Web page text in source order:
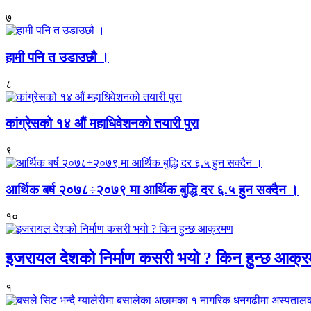
७
हामी पनि त उडाउछौ ।
८
कांग्रेसको १४ औं महाधिवेशनको तयारी पुरा
९
आर्थिक बर्ष २०७८÷२०७९ मा आर्थिक बुद्धि दर ६.५ हुन सक्दैन ।
१०
इजरायल देशको निर्माण कसरी भयो ? किन हुन्छ
१